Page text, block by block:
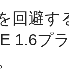
回避
1.6プ